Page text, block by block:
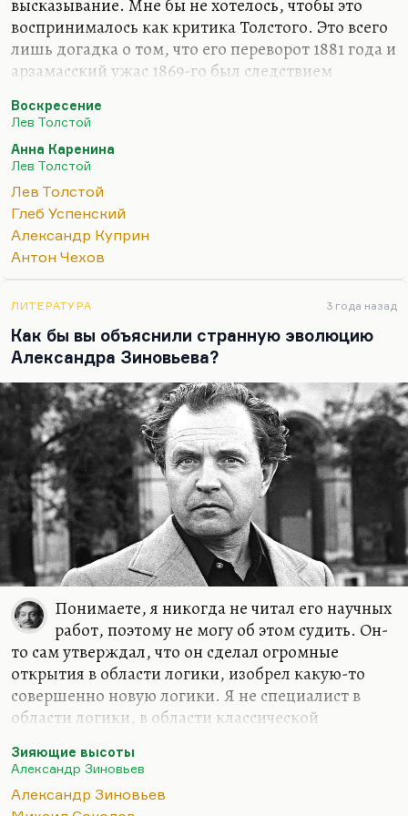
высказывание. Мне бы не хотелось, чтобы это
воспринималось как критика Толстого. Это всего
лишь догадка о том, что его переворот 1881 года и
арзамасский ужас 1869-го был следствием
и это бывает довольно часто – никак не
его художественными возможностями. Есть
человеку в полном объеме его творческий и
интеллектуальный потенциал. Более того, он
критичен в отношении этих болезней, он это
понимает. Глеб Успенский прекрасно понимал,
чудовищное…
Воскресение
Лев Толстой
Анна Каренина
Лев Толстой
Лев Толстой
Глеб Успенский
Александр Куприн
Антон Чехов
ЛИТЕРАТУРА 3 года назад
Как бы вы объяснили странную эволюцию
Александра Зиновьева?
Понимаете, я никогда не читал его научных
работ, поэтому не могу об этом судить. Он-
то сам утверждал, что он сделал огромные
открытия в области логики, изобрел какую-то
совершенно новую логики. Я не специалист в
области логики, в области классической
слово.
Но что касается его художественных
Зияющие высоты
Александр Зиновьев
Александр Зиновьев